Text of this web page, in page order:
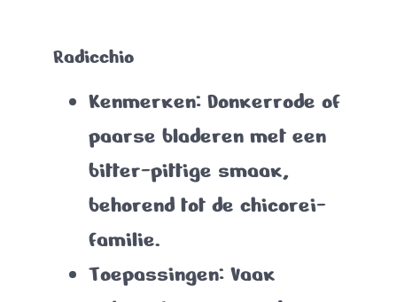
Radicchio
Kenmerken: Donkerrode of
paarse bladeren met een
bitter-pittige smaak,
behorend tot de chicorei-
familie.
Toepassingen: Vaak